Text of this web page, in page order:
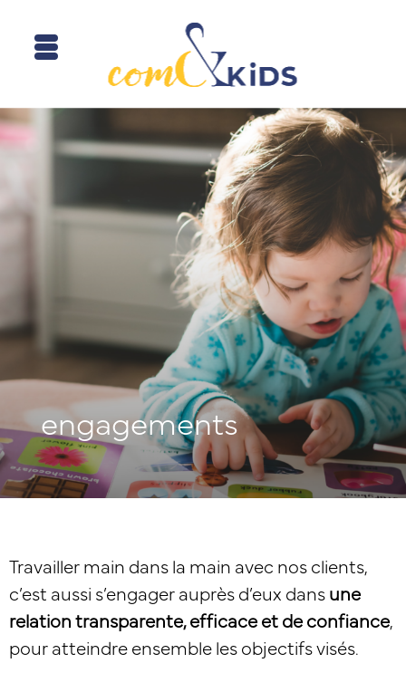
engagements
Travailler main dans la main avec nos clients,
c’est aussi s’engager auprès d’eux dans une
relation transparente, efficace et de confiance,
pour atteindre ensemble les objectifs visés.